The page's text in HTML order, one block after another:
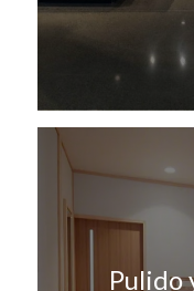
Pulido